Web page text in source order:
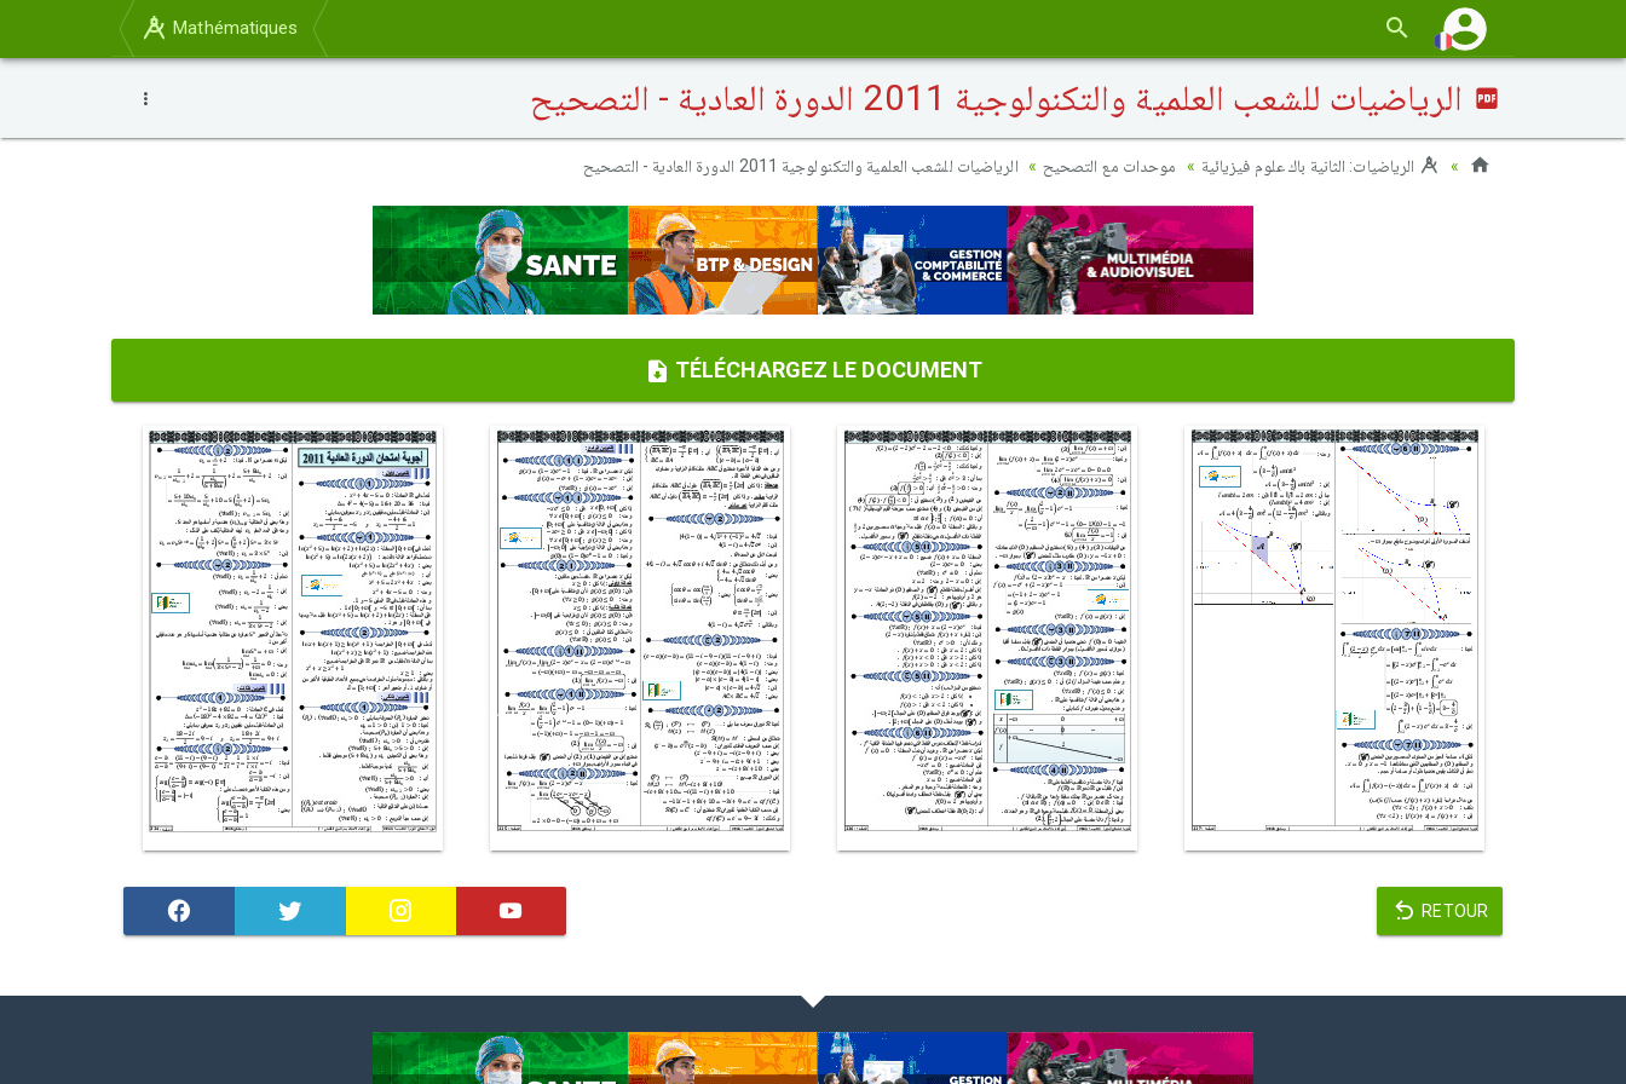
Mathématiques
الرياضيات للشعب العلمية والتكنولوجية 2011 الدورة العادية - التصحيح
الرياضيات: الثانية باك علوم فيزيائية موحدات مع التصحيح الرياضيات للشعب العلمية والتكنولوجية 2011 الدورة العادية - التصحيح
TÉLÉCHARGEZ LE DOCUMENT
RETOUR